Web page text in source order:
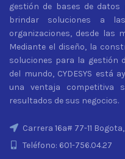
gestión de bases de
brindar soluciones a
organizaciones, desde las
Mediante el diseño, la
soluciones para la gestión
del mundo, CYDESYS está
una ventaja competitiva
resultados de sus negocios.
Carrera 16a# 77-11
Teléfono: 601-756.04.27